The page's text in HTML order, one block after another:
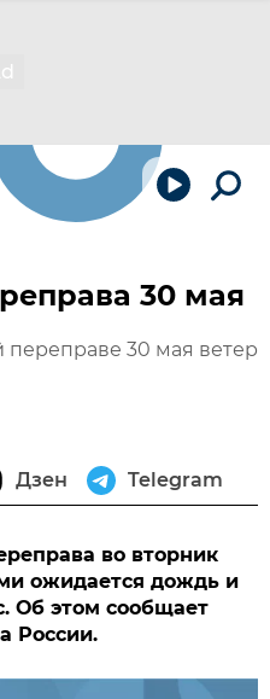
30 мая
переправе 30 мая ветер
Дзен Telegram
во вторник
ожидается дождь и
Об этом сообщает
России.